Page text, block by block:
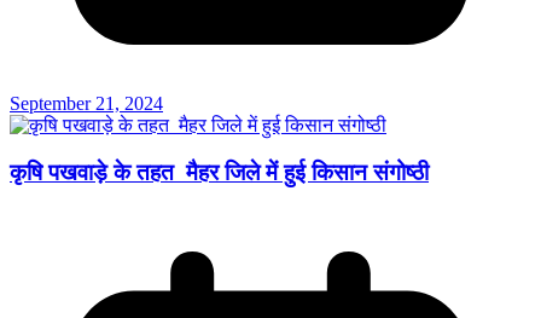
September 21, 2024
कृषि पखवाड़े के तहत मैहर जिले में हुई किसान संगोष्ठी